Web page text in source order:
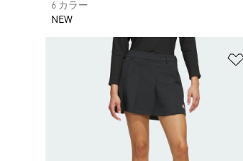
6 カラー
NEW